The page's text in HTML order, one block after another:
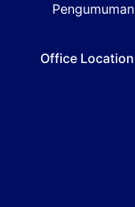
Pengumuman
Office Location